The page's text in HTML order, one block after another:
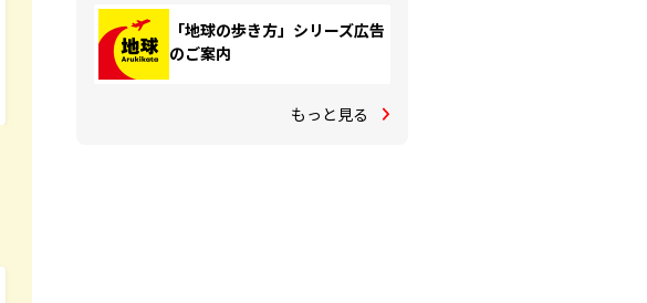
「地球の歩き方」シリーズ広告
のご案内
もっと見る